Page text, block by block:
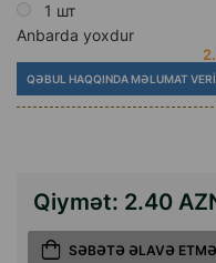
1 шт
Anbarda yoxdur
QƏBUL HAQQINDA MƏLUMAT
Qiymət: 2.40
SƏBƏTƏ ƏLAVƏ